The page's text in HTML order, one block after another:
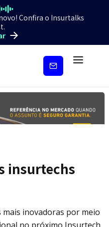
Confira o Insurtalks
Inscreva-
insurtechs
inovadoras por meio